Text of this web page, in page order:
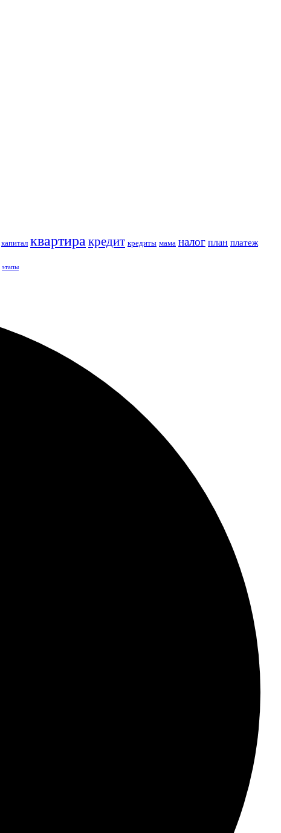
капитал квартиракредит кредиты мама налогплан платеж
этапы